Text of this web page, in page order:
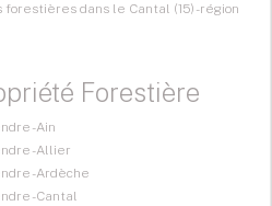
dans le Cantal (15) - région
Forestière
- Ain
- Allier
- Ardèche
- Cantal